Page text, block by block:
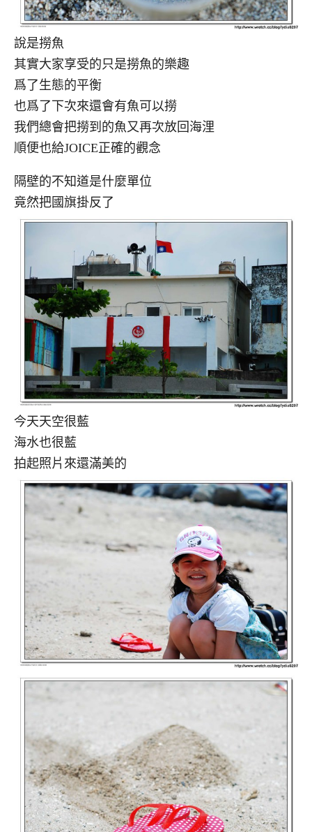
說是撈魚
其實大家享受的只是撈魚的樂趣
爲了生態的平衡
也爲了下次來還會有魚可以撈
我們總會把撈到的魚又再次放回海浬
順便也給JOICE正確的觀念
隔壁的不知道是什麼單位
竟然把國旗掛反了
今天天空很藍
海水也很藍
拍起照片來還滿美的